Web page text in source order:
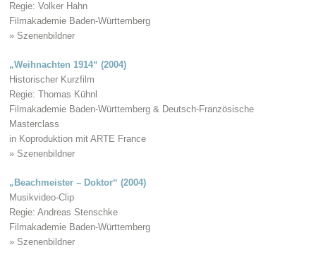
Regie: Volker Hahn
Filmakademie Baden-Württemberg
» Szenenbildner
„Weihnachten 1914“ (2004)
Historischer Kurzfilm
Regie: Thomas Kühnl
Filmakademie Baden-Württemberg & Deutsch-Französische
Masterclass
in Koproduktion mit ARTE France
» Szenenbildner
„Beachmeister – Doktor“ (2004)
Musikvideo-Clip
Regie: Andreas Stenschke
Filmakademie Baden-Württemberg
» Szenenbildner